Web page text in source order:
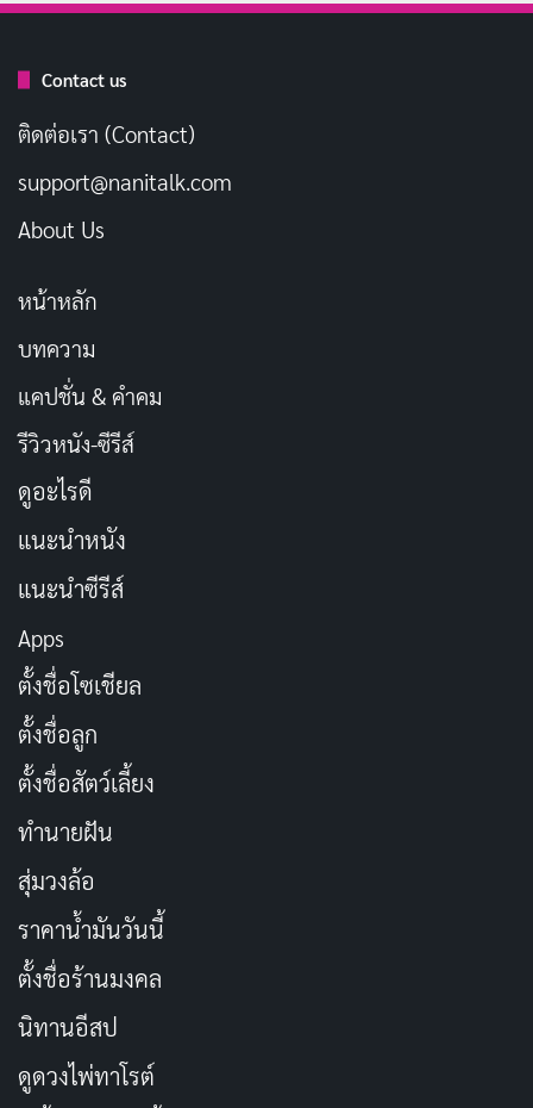
Contact us
ติดต่อเรา (Contact)
support@nanitalk.com
About Us
หน้าหลัก
บทความ
แคปชั่น & คำคม
รีวิวหนัง-ซีรีส์
ดูอะไรดี
แนะนำหนัง
แนะนำซีรีส์
Apps
ตั้งชื่อโซเชียล
ตั้งชื่อลูก
ตั้งชื่อสัตว์เลี้ยง
ทำนายฝัน
สุ่มวงล้อ
ราคาน้ำมันวันนี้
ตั้งชื่อร้านมงคล
นิทานอีสป
ดูดวงไพ่ทาโรต์